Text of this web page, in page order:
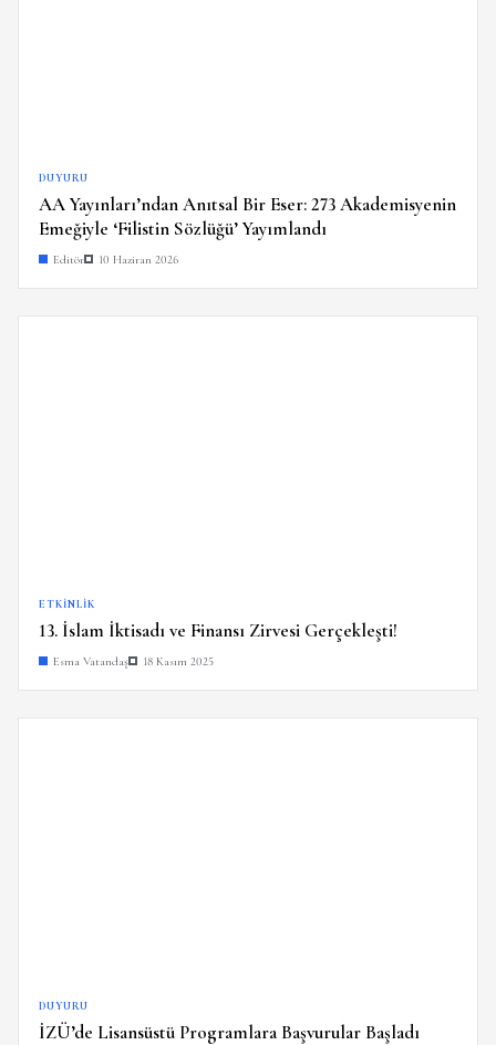
DUYURU
AA Yayınları’ndan Anıtsal Bir Eser: 273 Akademisyenin
Emeğiyle ‘Filistin Sözlüğü’ Yayımlandı
Editör 10 Haziran 2026
ETKINLIK
13. İslam İktisadı ve Finansı Zirvesi Gerçekleşti!
Esma Vatandaş 18 Kasım 2025
DUYURU
İZÜ’de Lisansüstü Programlara Başvurular Başladı